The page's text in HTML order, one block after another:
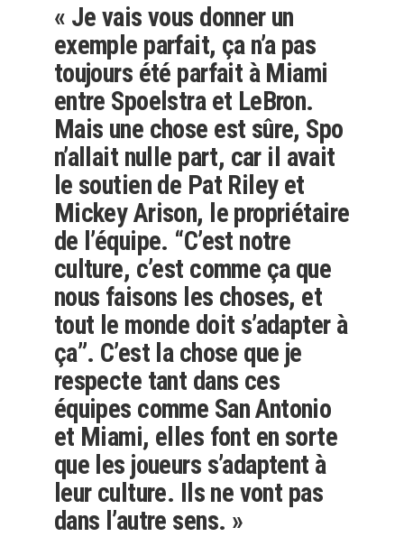
« Je vais vous donner un
exemple parfait, ça n’a pas
toujours été parfait à Miami
entre Spoelstra et LeBron.
Mais une chose est sûre, Spo
n’allait nulle part, car il avait
le soutien de Pat Riley et
Mickey Arison, le propriétaire
de l’équipe. “C’est notre
culture, c’est comme ça que
nous faisons les choses, et
tout le monde doit s’adapter à
ça”. C’est la chose que je
respecte tant dans ces
équipes comme San Antonio
et Miami, elles font en sorte
que les joueurs s’adaptent à
leur culture. Ils ne vont pas
dans l’autre sens. »